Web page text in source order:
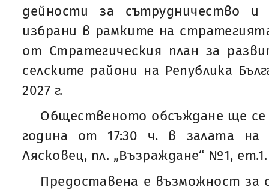
дейности за сътрудничество и
избрани в рамките на
от Стратегическия план за
селските райони на Република
2027 г.
Общественото обсъждане ще се
година от 17:30 ч. в залата на
Лясковец, пл. „Възраждане“ №1, ет.1.
Предоставена е възможност за